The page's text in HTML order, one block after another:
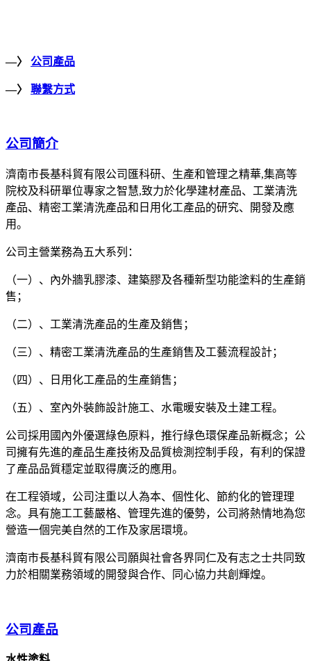
—〉 公司產品
—〉 聯繫方式
公司簡介
濟南市長基科貿有限公司匯科研、生產和管理之精華,集高等
院校及科研單位專家之智慧,致力於化學建材產品、工業清洗
產品、精密工業清洗產品和日用化工產品的研究、開發及應
用。
公司主營業務為五大系列：
（一）、內外牆乳膠漆、建築膠及各種新型功能塗料的生產銷
售；
（二）、工業清洗產品的生產及銷售；
（三）、精密工業清洗產品的生產銷售及工藝流程設計；
（四）、日用化工產品的生產銷售；
（五）、室內外裝飾設計施工、水電暖安裝及土建工程。
公司採用國內外優選綠色原料，推行綠色環保產品新概念；公
司擁有先進的產品生產技術及品質檢測控制手段，有利的保證
了產品品質穩定並取得廣泛的應用。
在工程領域，公司注重以人為本、個性化、節約化的管理理
念。具有施工工藝嚴格、管理先進的優勢，公司將熱情地為您
營造一個完美自然的工作及家居環境。
濟南市長基科貿有限公司願與社會各界同仁及有志之士共同致
力於相關業務領域的開發與合作、同心協力共創輝煌。
公司產品